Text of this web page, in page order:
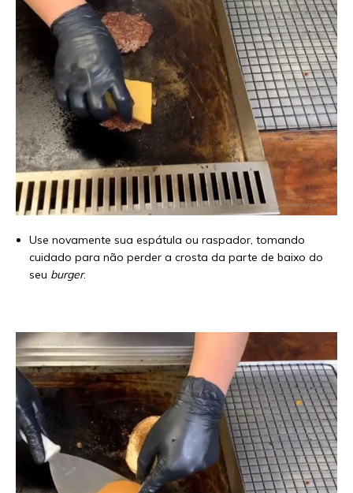
Use novamente sua espátula ou raspador, tomando
cuidado para não perder a crosta da parte de baixo do
seu burger.